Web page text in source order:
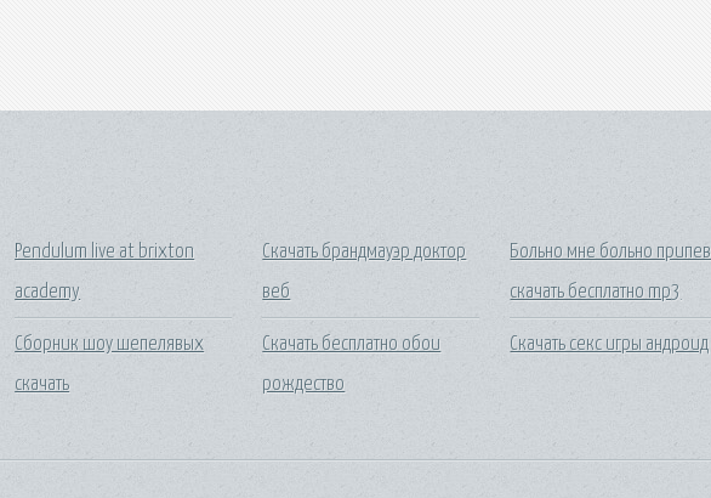
Pendulum live at brixton
academy
Сборник шоу шепелявых
скачать
Скачать брандмауэр доктор
веб
Скачать бесплатно обои
рождество
Больно мне больно припев
скачать бесплатно mp3
Скачать секс игры андроид